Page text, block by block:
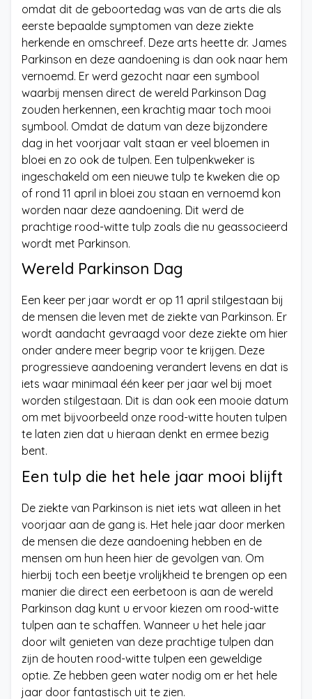
omdat dit de geboortedag was van de arts die als
eerste bepaalde symptomen van deze ziekte
herkende en omschreef. Deze arts heette dr. James
Parkinson en deze aandoening is dan ook naar hem
vernoemd. Er werd gezocht naar een symbool
waarbij mensen direct de wereld Parkinson Dag
zouden herkennen, een krachtig maar toch mooi
symbool. Omdat de datum van deze bijzondere
dag in het voorjaar valt staan er veel bloemen in
bloei en zo ook de tulpen. Een tulpenkweker is
ingeschakeld om een nieuwe tulp te kweken die op
of rond 11 april in bloei zou staan en vernoemd kon
worden naar deze aandoening. Dit werd de
prachtige rood-witte tulp zoals die nu geassocieerd
wordt met Parkinson.
Wereld Parkinson Dag
Een keer per jaar wordt er op 11 april stilgestaan bij
de mensen die leven met de ziekte van Parkinson. Er
wordt aandacht gevraagd voor deze ziekte om hier
onder andere meer begrip voor te krijgen. Deze
progressieve aandoening verandert levens en dat is
iets waar minimaal één keer per jaar wel bij moet
worden stilgestaan. Dit is dan ook een mooie datum
om met bijvoorbeeld onze rood-witte houten tulpen
te laten zien dat u hieraan denkt en ermee bezig
bent.
Een tulp die het hele jaar mooi blijft
De ziekte van Parkinson is niet iets wat alleen in het
voorjaar aan de gang is. Het hele jaar door merken
de mensen die deze aandoening hebben en de
mensen om hun heen hier de gevolgen van. Om
hierbij toch een beetje vrolijkheid te brengen op een
manier die direct een eerbetoon is aan de wereld
Parkinson dag kunt u ervoor kiezen om rood-witte
tulpen aan te schaffen. Wanneer u het hele jaar
door wilt genieten van deze prachtige tulpen dan
zijn de houten rood-witte tulpen een geweldige
optie. Ze hebben geen water nodig om er het hele
jaar door fantastisch uit te zien.